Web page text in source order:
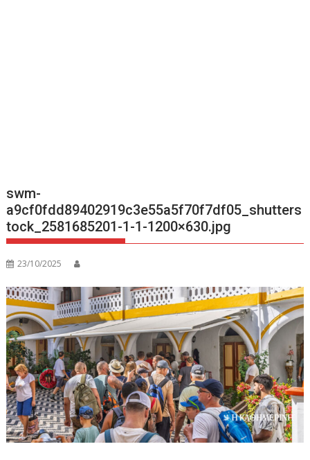
swm-
a9cf0fdd89402919c3e55a5f70f7df05_shutters
tock_2581685201-1-1-1200×630.jpg
23/10/2025